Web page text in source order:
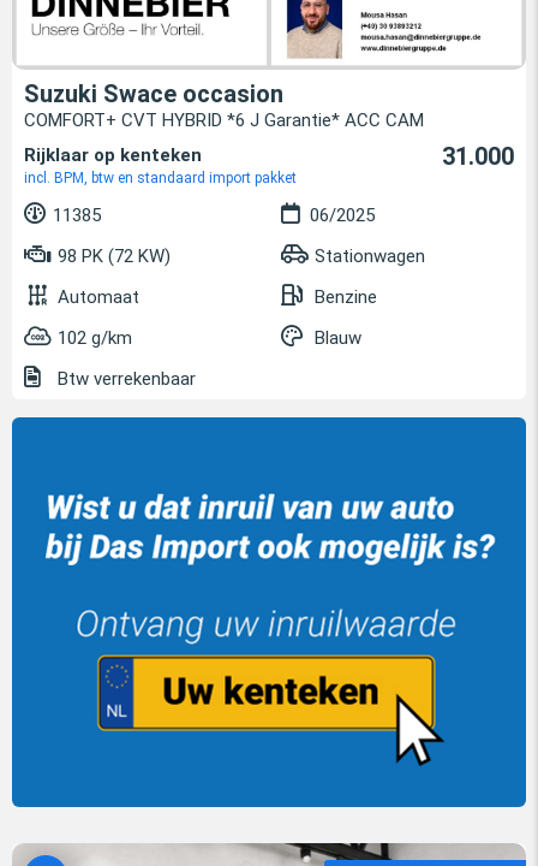
Suzuki Swace occasion
COMFORT+ CVT HYBRID *6 J Garantie* ACC CAM
Rijklaar op kenteken
incl. BPM, btw en standaard import pakket
31.000
11385
06/2025
98 PK (72 KW)
Stationwagen
Automaat
Benzine
102 g/km
Blauw
Btw verrekenbaar